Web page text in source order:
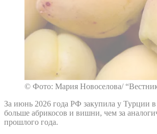
© Фото: Мария Новоселова/
За июнь 2026 года РФ закупила у Турции в
больше абрикосов и вишни, чем за
прошлого года.